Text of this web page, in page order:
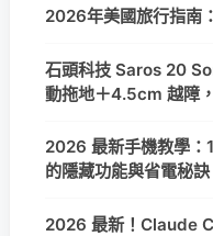
2026年美國旅行指南
石頭科技 Saros 20
動拖地＋4.5cm 越障
2026 最新手機教學
的隱藏功能與省電秘訣
2026 最新！Claude